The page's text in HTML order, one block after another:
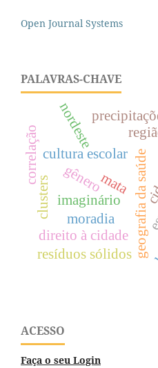
Open Journal Systems
PALAVRAS-CHAVE
geografia da saúde
imaginário
moradia
direito à cidade
cultura escolar
mata
nordeste
resíduos sólidos
correlação
clusters gênero
ACESSO
Faça o seu Login